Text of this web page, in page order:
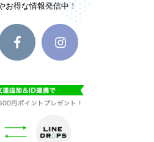
お得な情報発信中！